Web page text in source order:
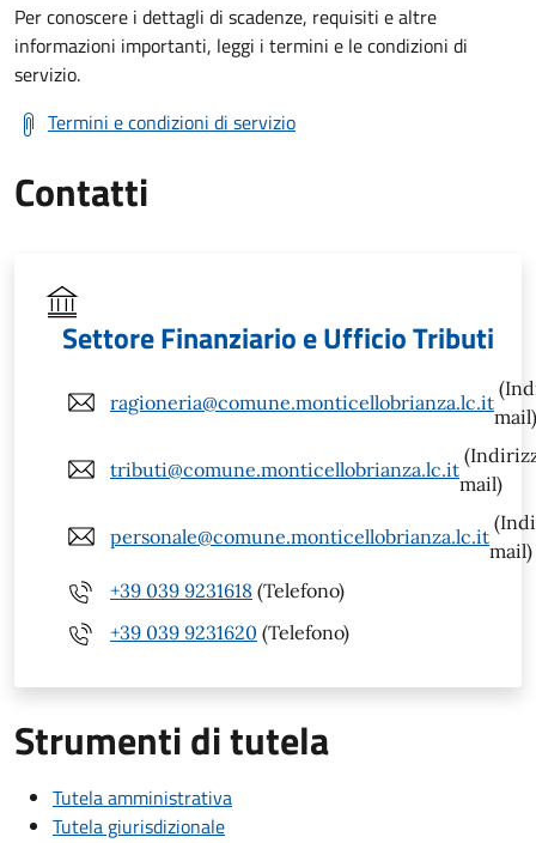
Per conoscere i dettagli di scadenze, requisiti e altre
informazioni importanti, leggi i termini e le condizioni di
servizio.
Termini e condizioni di servizio
Contatti
Settore Finanziario e Ufficio Tributi
ragioneria@comune.monticellobrianza.lc.it
mail)
tributi@comune.monticellobrianza.lc.it
mail)
personale@comune.monticellobrianza.lc.it
mail)
+39 039 9231618 (Telefono)
+39 039 9231620 (Telefono)
Strumenti di tutela
Tutela amministrativa
Tutela giurisdizionale